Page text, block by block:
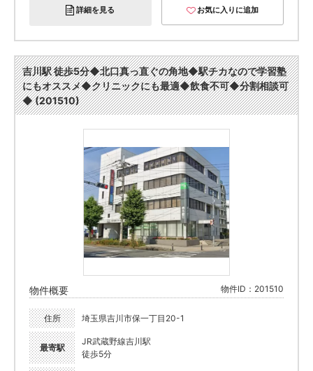
詳細を見る お気に入りに追加
吉川駅 徒歩5分◆北口真っ直ぐの角地◆駅チカなので学習塾
にもオススメ◆クリニックにも最適◆飲食不可◆分割相談可
◆ (201510)
物件概要 物件ID：201510
住所 埼玉県吉川市保一丁目20-1
最寄駅
JR武蔵野線吉川駅
徒歩5分